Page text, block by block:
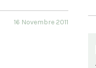
16 Novembre 2011